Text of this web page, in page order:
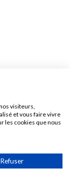
visiteurs,
et vous faire vivre
les cookies que nous
Refuser